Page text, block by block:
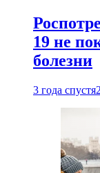
19 не
болезни
3 года спустя